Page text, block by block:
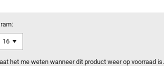
het me weten wanneer dit product weer op voorraad is.